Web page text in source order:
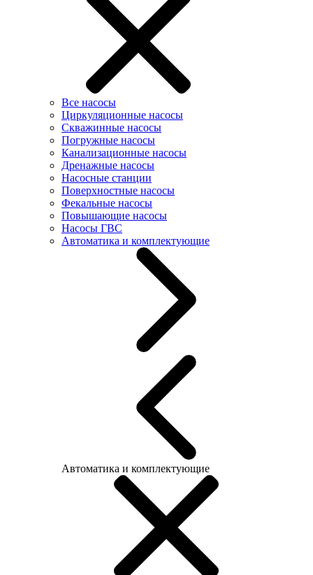
Все насосы
Циркуляционные насосы
Скважинные насосы
Погружные насосы
Канализационные насосы
Дренажные насосы
Насосные станции
Поверхностные насосы
Фекальные насосы
Повышающие насосы
Насосы ГВС
Автоматика и комплектующие
Автоматика и комплектующие